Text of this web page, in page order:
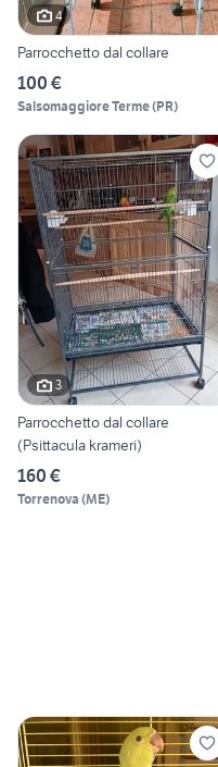
4
Parrocchetto dal collare
100 €
Salsomaggiore Terme(PR)
3
Parrocchetto dal collare
(Psittacula krameri)
160 €
Torrenova (ME)